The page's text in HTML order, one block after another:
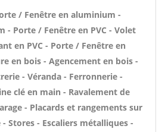
/ Fenêtre en aluminium -
- Porte / Fenêtre en PVC - Volet
en PVC - Porte / Fenêtre en
en bois - Agencement en bois -
- Véranda - Ferronnerie -
clé en main - Ravalement de
- Placards et rangements sur
Stores - Escaliers métalliques -